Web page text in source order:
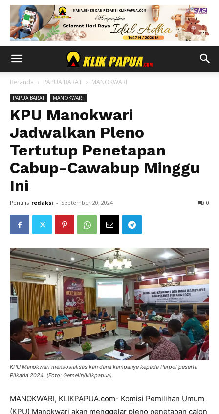
Beranda PAPUA BARAT MANOKWARI
PAPUA BARAT MANOKWARI
KPU Manokwari
Jadwalkan Pleno
Tertutup Penetapan
Cabup-Cawabup Minggu
Ini
Penulis redaksi - September 20, 2024 0
KPU Manokwari mensosialisasikan dana kampanye kepada Parpol peserta
Pilkada 2024. (Foto: Gemelin/klikpapua)
MANOKWARI, KLIKPAPUA.com- Komisi Pemilihan Umum
(KPU) Manokwari akan menggelar pleno penetapan calon